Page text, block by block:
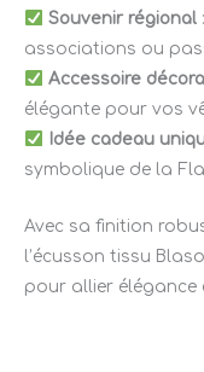
Souvenir régional
associations ou
Accessoire
élégante pour vos
Idée cadeau
symbolique de la
Avec sa finition
l’écusson tissu
pour allier élégance